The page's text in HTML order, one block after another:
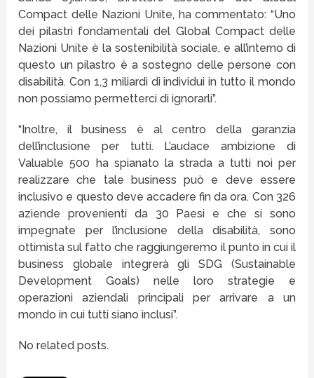
Compact delle Nazioni Unite, ha commentato: “Uno
dei pilastri fondamentali del Global Compact delle
Nazioni Unite è la sostenibilità sociale, e all’interno di
questo un pilastro è a sostegno delle persone con
disabilità. Con 1,3 miliardi di individui in tutto il mondo
non possiamo permetterci di ignorarli”.
“Inoltre, il business è al centro della garanzia
dell’inclusione per tutti. L’audace ambizione di
Valuable 500 ha spianato la strada a tutti noi per
realizzare che tale business può e deve essere
inclusivo e questo deve accadere fin da ora. Con 326
aziende provenienti da 30 Paesi e che si sono
impegnate per l’inclusione della disabilità, sono
ottimista sul fatto che raggiungeremo il punto in cui il
business globale integrerà gli SDG (Sustainable
Development Goals) nelle loro strategie e
operazioni aziendali principali per arrivare a un
mondo in cui tutti siano inclusi”.
No related posts.